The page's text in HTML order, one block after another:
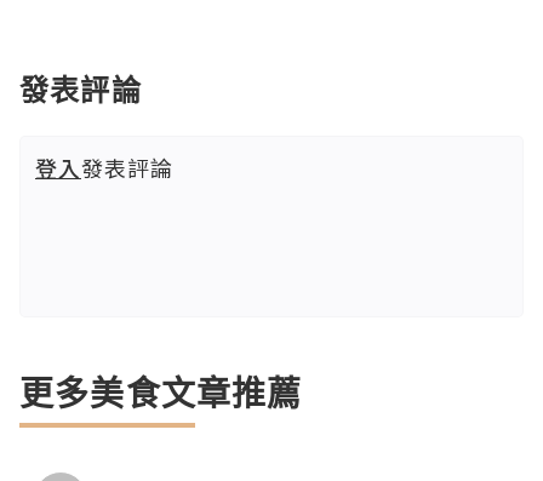
發表評論
登入發表評論
更多美食文章推薦